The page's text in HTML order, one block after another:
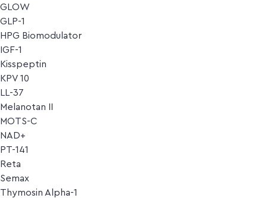
GLOW
GLP-1
HPG Biomodulator
IGF-1
Kisspeptin
KPV 10
LL-37
Melanotan II
MOTS-C
NAD+
PT-141
Reta
Semax
Thymosin Alpha-1